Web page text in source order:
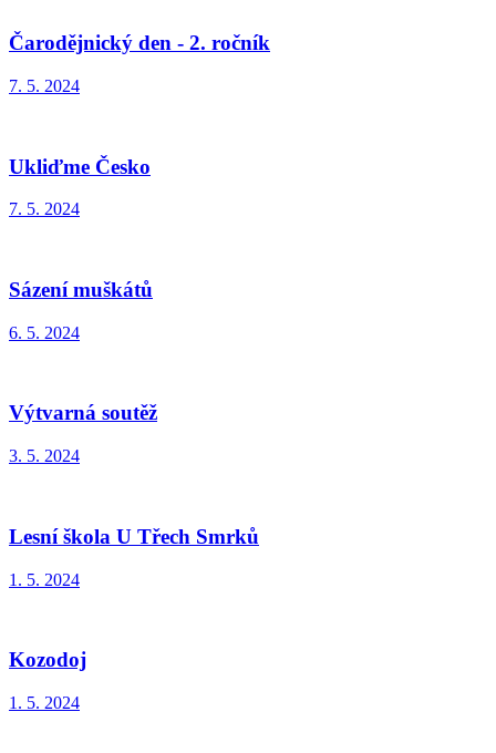
Čarodějnický den - 2. ročník
7. 5. 2024
Ukliďme Česko
7. 5. 2024
Sázení muškátů
6. 5. 2024
Výtvarná soutěž
3. 5. 2024
Lesní škola U Třech Smrků
1. 5. 2024
Kozodoj
1. 5. 2024